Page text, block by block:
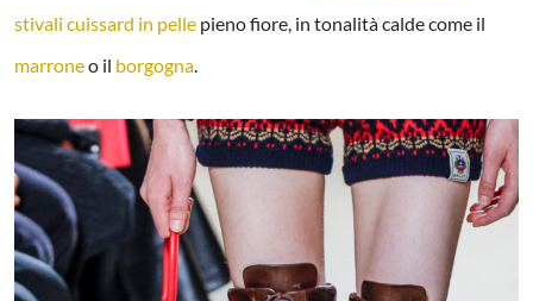
stivali cuissard in pelle pieno fiore, in tonalità calde come il
marroneo il borgogna